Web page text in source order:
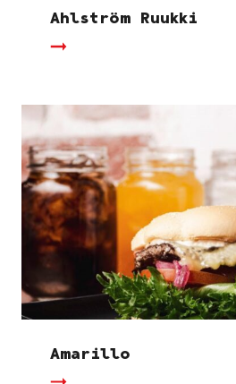
Ahlström Ruukki
Amarillo